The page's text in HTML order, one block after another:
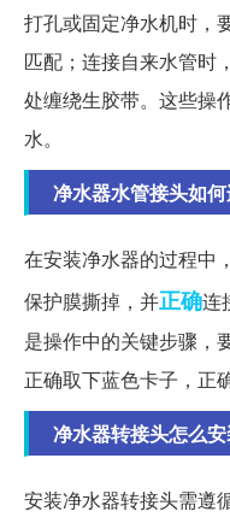
打孔或固定净水机时，
匹配；连接自来水管时
处缠绕生胶带。这些操
水。
净水器水管接头如
在安装净水器的过程中
保护膜撕掉，并正确连
是操作中的关键步骤，
正确取下蓝色卡子，正
净水器转接头怎么
安装净水器转接头需遵